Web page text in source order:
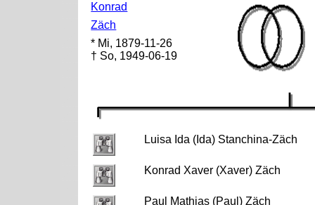
Konrad
Zäch
* Mi, 1879-11-26
† So, 1949-06-19
Luisa Ida (Ida) Stanchina-Zäch
Konrad Xaver (Xaver) Zäch
Paul Mathias (Paul) Zäch